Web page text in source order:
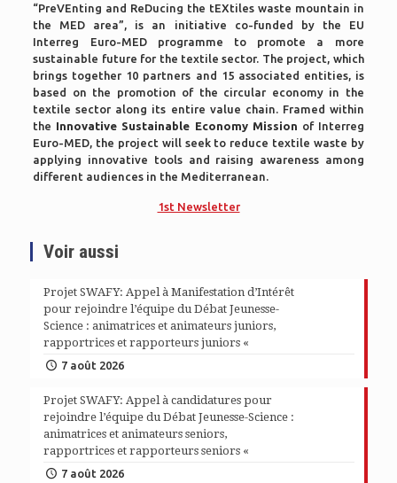
“PreVEnting and ReDucing the tEXtileswaste mountain in
the MED area”, is an initiative co-funded by the EU
Interreg Euro-MED programme to promote a more
sustainable future for the textile sector. The project, which
brings together 10 partners and 15 associated entities, is
based on the promotion of the circular economy in the
textile sector along its entire value chain. Framed within
the Innovative Sustainable Economy Mission of Interreg
Euro-MED, the project will seekto reduce textile waste by
applying innovative tools and raising awareness among
different audiences in the Mediterranean.
1st Newsletter
Voir aussi
Projet SWAFY: Appel à Manifestation d’Intérêt
pour rejoindre l’équipe du Débat Jeunesse-
Science : animatrices et animateurs juniors,
rapportrices et rapporteurs juniors «
7 août 2026
Projet SWAFY: Appel à candidatures pour
rejoindre l’équipe du Débat Jeunesse-Science :
animatrices et animateurs seniors,
rapportrices et rapporteurs seniors «
7 août 2026